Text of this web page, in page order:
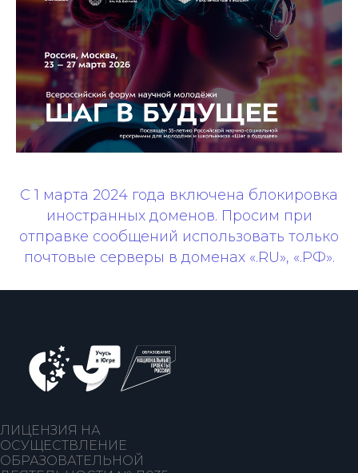
С 1 марта 2024 года включена блокировка
иностранных доменов. Просим при
отправке сообщений использовать только
почтовые серверы в доменах «.RU», «.РФ».
ЛИЦЕНЗИЯ НА
ОСУЩЕСТВЛЕНИЕ
ОБРАЗОВАТЕЛЬНОЙ